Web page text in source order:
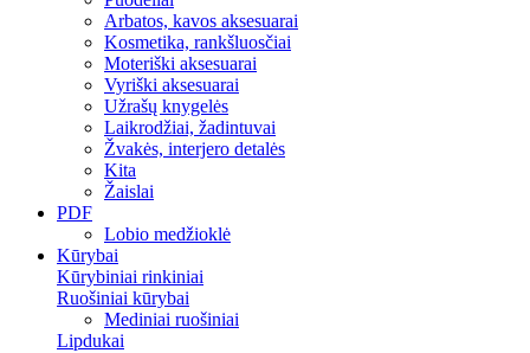
Arbatos, kavos aksesuarai
Kosmetika, rankšluosčiai
Moteriški aksesuarai
Vyriški aksesuarai
Užrašų knygelės
Laikrodžiai, žadintuvai
Žvakės, interjero detalės
Kita
Žaislai
PDF
Lobio medžioklė
Kūrybai
Kūrybiniai rinkiniai
Ruošiniai kūrybai
Mediniai ruošiniai
Lipdukai